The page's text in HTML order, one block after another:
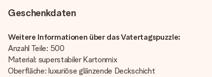
Geschenkdaten
Weitere Informationen über das Vatertagspuzzle:
Anzahl Teile: 500
Material: superstabiler Kartonmix
Oberfläche: luxuriöse glänzende Deckschicht